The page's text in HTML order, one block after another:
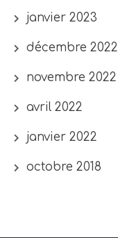
janvier 2023
décembre 2022
novembre 2022
avril 2022
janvier 2022
octobre 2018